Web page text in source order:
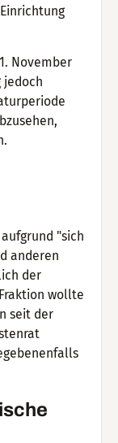
November
jedoch
"sich
anderen
der
wollte
seit der